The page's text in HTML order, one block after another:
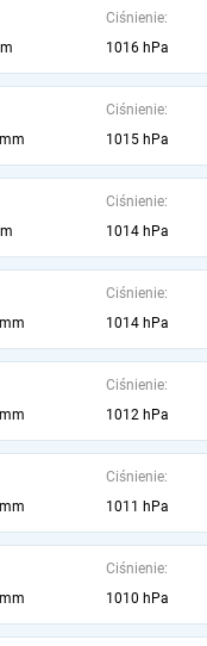
Ciśnienie:
1016 hPa
Ciśnienie:
1015 hPa
Ciśnienie:
1014 hPa
Ciśnienie:
1014 hPa
Ciśnienie:
1012 hPa
Ciśnienie:
1011 hPa
Ciśnienie:
1010 hPa